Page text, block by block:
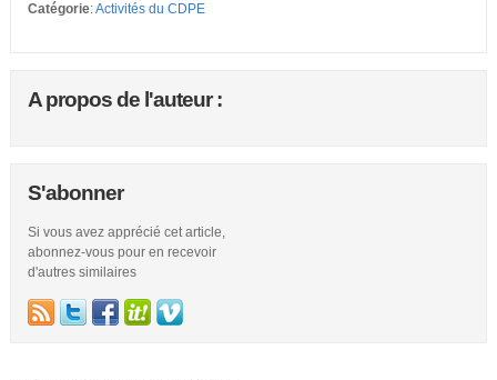
Catégorie:Activités du CDPE
A propos de l'auteur :
S'abonner
Si vous avez apprécié cet article,
abonnez-vous pour en recevoir
d'autres similaires